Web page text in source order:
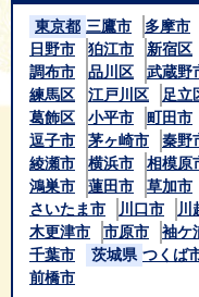
東京都 三鷹市 多摩市
日野市
狛江市 新宿区
調布市
品川区 武蔵野
練馬区
江戸川区 足立
葛飾区
小平市 町田市
逗子市
茅ヶ崎市 秦野
綾瀬市
横浜市 相模原
鴻巣市
蓮田市 草加市
さいたま市
川口市 川
木更津市
市原市 袖ケ
千葉市
茨城県 つくば
前橋市